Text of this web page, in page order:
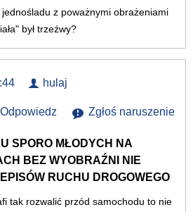
z poważnymi obrażeniami
był trzeźwy?
hulaj
Odpowiedz Zgłoś naruszenie
SPORO MŁODYCH NA
BEZ WYOBRAŹNI NIE
RUCHU DROGOWEGO
tak rozwalić przód samochodu to nie